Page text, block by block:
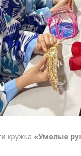
кружка «Умелые